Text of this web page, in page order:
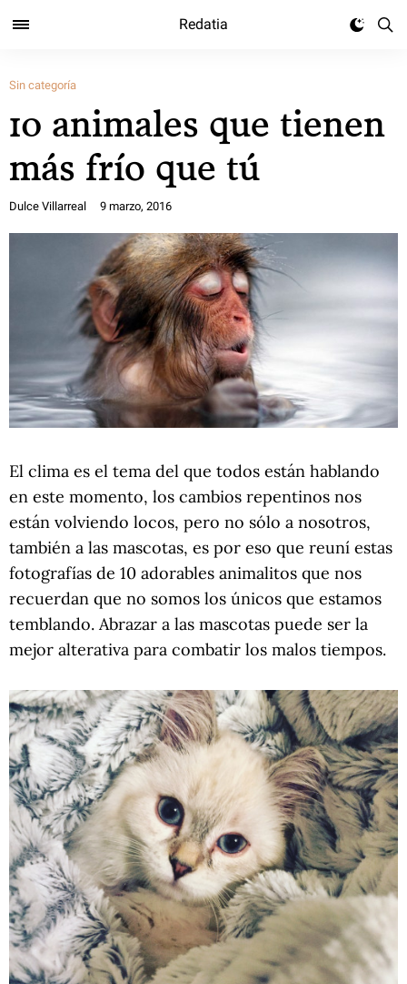
Redatia
Sin categoría
10 animales que tienen
más frío que tú
Dulce Villarreal 9 marzo, 2016
El clima es el tema del que todos están hablando
en este momento, los cambios repentinos nos
están volviendo locos, pero no sólo a nosotros,
también a las mascotas, es por eso que reuní estas
fotografías de 10 adorables animalitos que nos
recuerdan que no somos los únicos que estamos
temblando. Abrazar a las mascotas puede ser la
mejor alterativa para combatir los malos tiempos.